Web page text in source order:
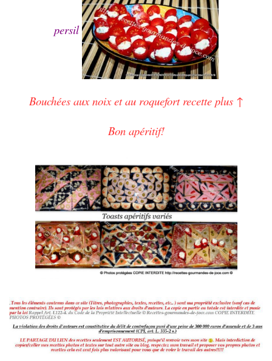
persil
Bouchées aux noix et au roquefort recette plus ↑
Bon apéritif!